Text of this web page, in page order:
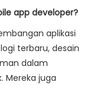
app developer?
aplikasi
terbaru, desain
dalam
Mereka juga